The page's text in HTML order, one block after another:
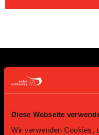
Diese Webseite
Wir verwenden Cookies,